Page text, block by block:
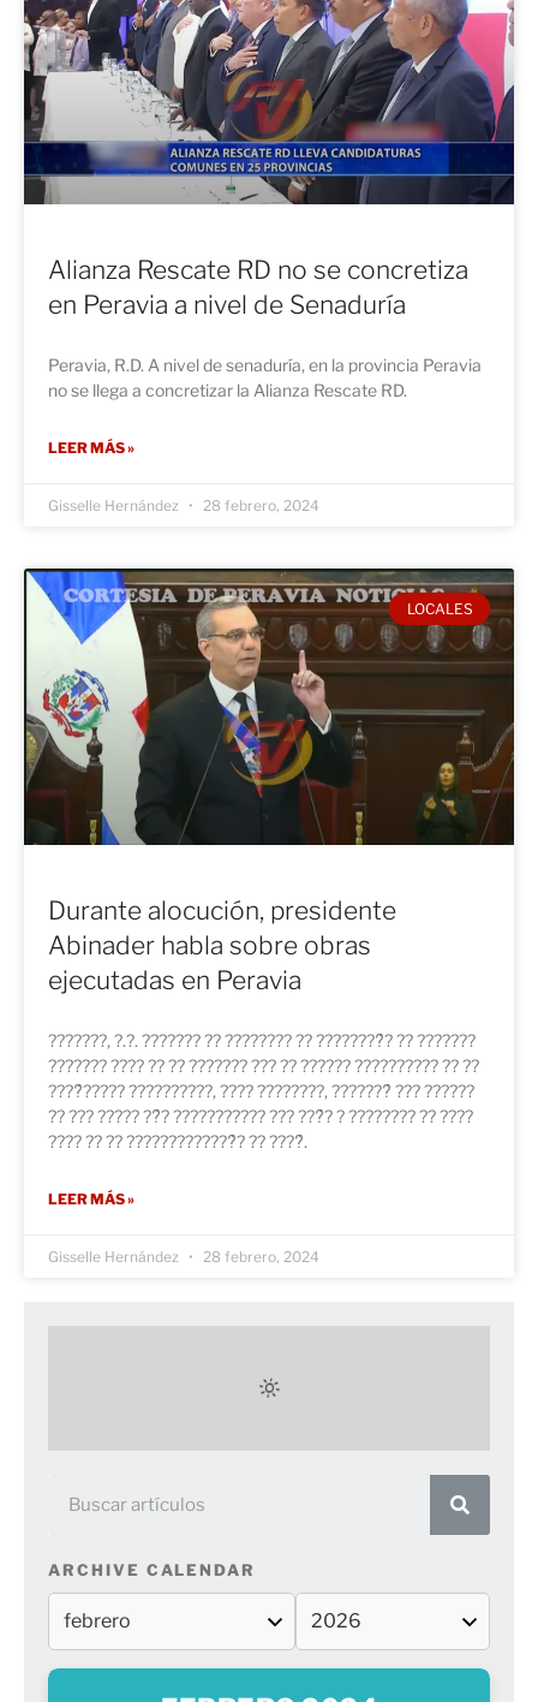
Alianza Rescate RD no se concretiza
en Peravia a nivel de Senaduría
Peravia, R.D. A nivel de senaduría, en la provincia Peravia
no se llega a concretizar la Alianza Rescate RD.
LEER MÁS »
Gisselle Hernández 28 febrero, 2024
LOCALES
Durante alocución, presidente
Abinader habla sobre obras
ejecutadas en Peravia
???????, ?.?. ??????? ?? ???????? ?? ????????́? ?? ???????
??????? ???? ?? ?? ??????? ??? ?? ?????? ?????????? ?? ??
????́????? ??????????, ???? ????????, ???????́ ??? ??????
?? ??? ????? ??́? ??????????? ??? ???́? ? ???????? ?? ????
???? ?? ?? ?????????????́? ?? ????́.
LEER MÁS »
Gisselle Hernández 28 febrero, 2024
ARCHIVE CALENDAR